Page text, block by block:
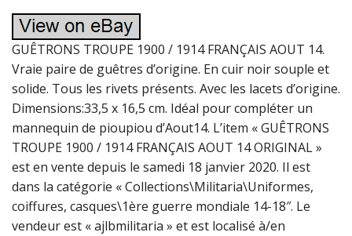
GUÊTRONS TROUPE 1900 / 1914 FRANÇAIS AOUT 14.
Vraie paire de guêtres d’origine. En cuir noir souple et
solide. Tous les rivets présents. Avec les lacets d’origine.
Dimensions:33,5 x 16,5 cm. Idéal pour compléter un
mannequin de pioupiou d’Aout14. L’item « GUÊTRONS
TROUPE 1900 / 1914 FRANÇAIS AOUT 14 ORIGINAL »
est en vente depuis le samedi 18 janvier 2020. Il est
dans la catégorie « Collections\Militaria\Uniformes,
coiffures, casques\1ère guerre mondiale 14-18″. Le
vendeur est « ajlbmilitaria » et est localisé à/en